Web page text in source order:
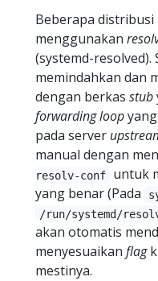
Beberapa
menggunakan
(systemd-resolved).
memindahkan dan
dengan berkas stub
forwarding loop
pada server
manual dengan
resolv-conf
untuk
yang benar (Pada
/run/systemd/
akan otomatis
menyesuaikan flag
mestinya.